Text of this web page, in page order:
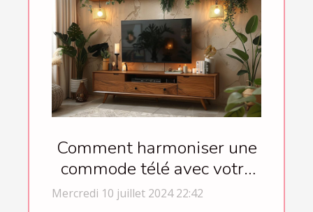
Comment harmoniser une
commode télé avec votre
décoration intérieure
Mercredi 10 juillet 2024 22:42